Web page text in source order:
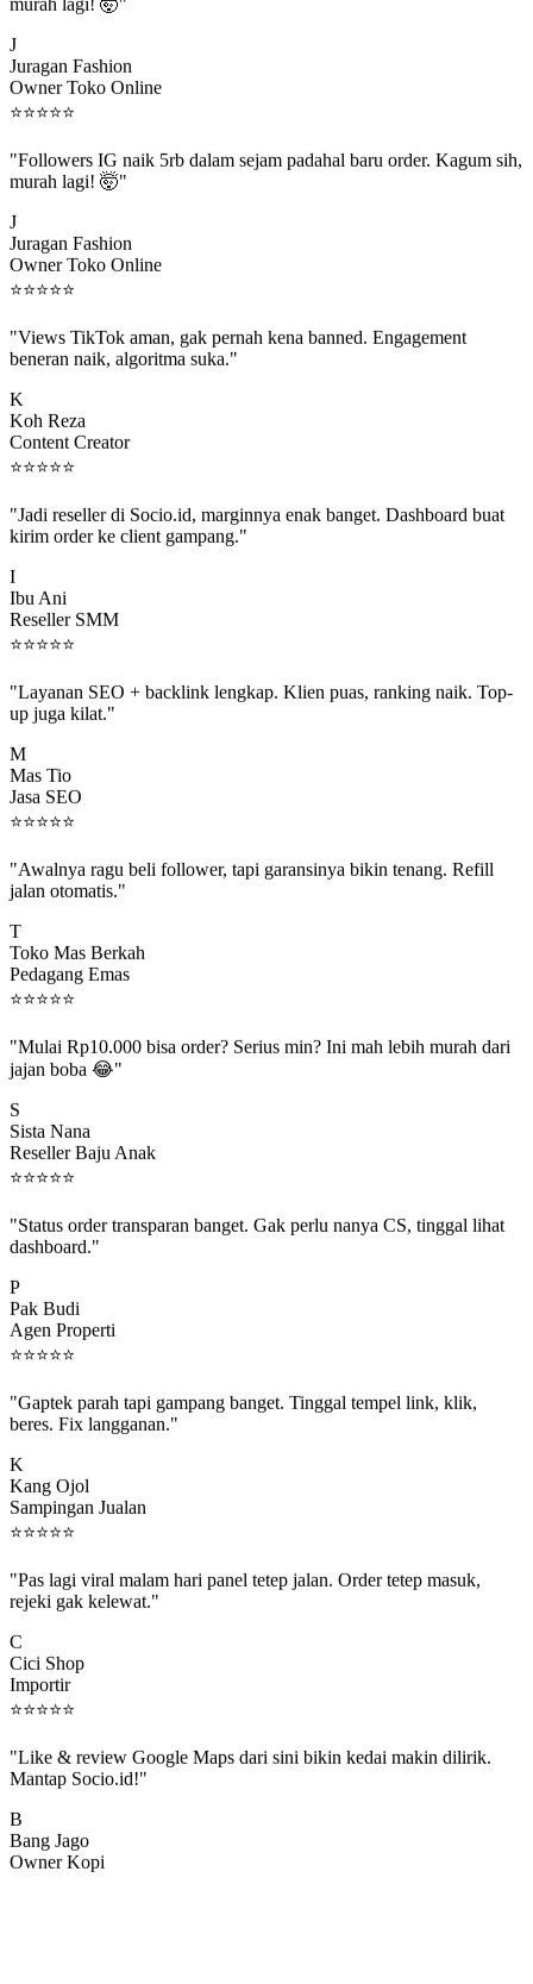
Juragan Fashion
Owner Toko Online
⭐⭐⭐⭐⭐
murah lagi! 🤯"
Juragan Fashion
Owner Toko Online
⭐⭐⭐⭐⭐
beneran naik, algoritma suka."
Koh Reza
Content Creator
⭐⭐⭐⭐⭐
kirim order ke client gampang."
Ibu Ani
Reseller SMM
⭐⭐⭐⭐⭐
up juga kilat."
Mas Tio
Jasa SEO
⭐⭐⭐⭐⭐
jalan otomatis."
Toko Mas Berkah
Pedagang Emas
⭐⭐⭐⭐⭐
jajan boba 😂"
Sista Nana
Reseller Baju Anak
⭐⭐⭐⭐⭐
dashboard."
Pak Budi
Agen Properti
⭐⭐⭐⭐⭐
beres. Fix langganan."
Kang Ojol
Sampingan Jualan
⭐⭐⭐⭐⭐
rejeki gak kelewat."
Cici Shop
Importir
⭐⭐⭐⭐⭐
Mantap Socio.id!"
Bang Jago
Owner Kopi